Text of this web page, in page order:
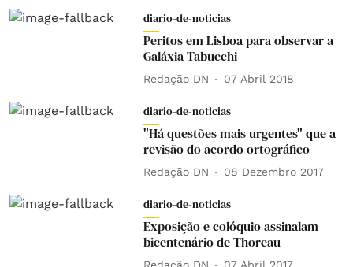
diario-de-noticias
Peritos em Lisboa para observar a
Galáxia Tabucchi
Redação DN 07 Abril 2018
diario-de-noticias
"Há questões mais urgentes" que a
revisão do acordo ortográfico
Redação DN 08 Dezembro 2017
diario-de-noticias
Exposição e colóquio assinalam
bicentenário de Thoreau